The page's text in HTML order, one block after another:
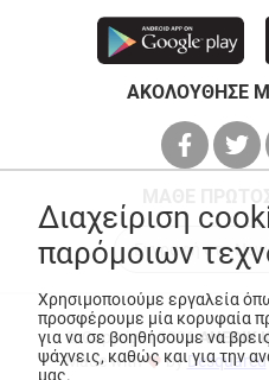
ΑΚΟΛΟΥΘΗΣΕ
© Copyright 2026ANEDIK
Made with
byDesquared
Διαχείριση
παρόμοιων
Χρησιμοποιούμε εργαλεία
προσφέρουμε μία κορυφαία
για να σε βοηθήσουμε να
ψάχνεις, καθώς και για την
μας.